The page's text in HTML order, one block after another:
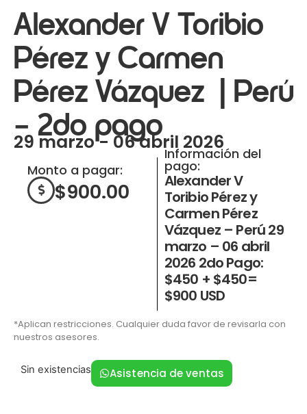
Alexander V Toribio
Pérez y Carmen
Pérez Vázquez | Perú
– 2do pago
29 marzo - 06 abril 2026
Monto a pagar:
$900.00
Información del
pago:
Alexander V
Toribio Pérez y
Carmen Pérez
Vázquez – Perú 29
marzo – 06 abril
2026 2do Pago:
$450 + $450=
$900 USD
*Aplican restricciones. Cualquier duda favor de revisarla con
nuestros asesores.
Sin existencias Asistencia de ventas